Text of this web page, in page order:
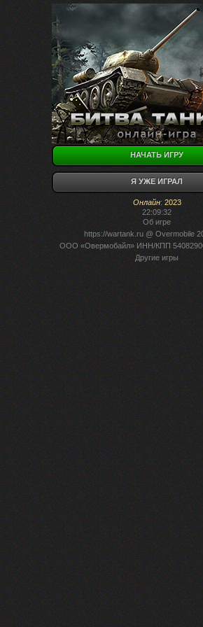
НАЧАТЬ ИГРУ
Я УЖЕ ИГРАЛ
Онлайн: 2023
22:09:32
Об игре
https://wartank.ru@ Overmobile
ООО «Овермобайл» ИНН/КПП
Другие игры